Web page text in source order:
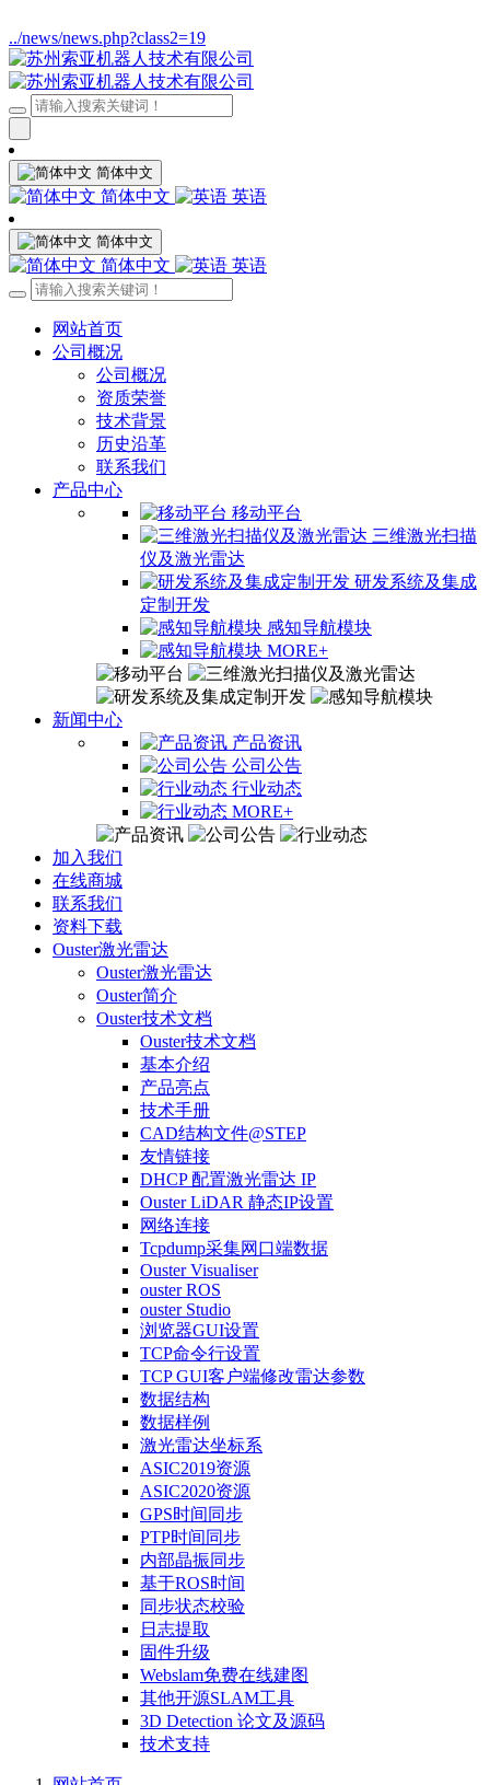
../news/news.php?class2=19
简体中文
简体中文 英语
简体中文
简体中文 英语
网站首页
公司概况
公司概况
资质荣誉
技术背景
历史沿革
联系我们
产品中心
移动平台
三维激光扫描
仪及激光雷达
研发系统及集成
定制开发
感知导航模块
MORE+
新闻中心
产品资讯
公司公告
行业动态
MORE+
加入我们
在线商城
联系我们
资料下载
Ouster激光雷达
Ouster激光雷达
Ouster简介
Ouster技术文档
Ouster技术文档
基本介绍
产品亮点
技术手册
CAD结构文件@STEP
友情链接
DHCP 配置激光雷达 IP
Ouster LiDAR 静态IP设置
网络连接
Tcpdump采集网口端数据
Ouster Visualiser
ouster ROS
ouster Studio
浏览器GUI设置
TCP命令行设置
TCP GUI客户端修改雷达参数
数据结构
数据样例
激光雷达坐标系
ASIC2019资源
ASIC2020资源
GPS时间同步
PTP时间同步
内部晶振同步
基于ROS时间
同步状态校验
日志提取
固件升级
Webslam免费在线建图
其他开源SLAM工具
3D Detection 论文及源码
技术支持